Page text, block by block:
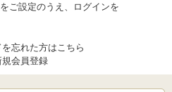
ご設定のうえ、ログインを
忘れた方はこちら
規会員登録